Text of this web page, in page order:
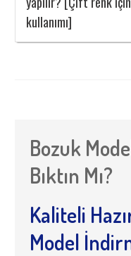
kullanımı]
Bozuk
Bıktın Mı?
Kaliteli
Model